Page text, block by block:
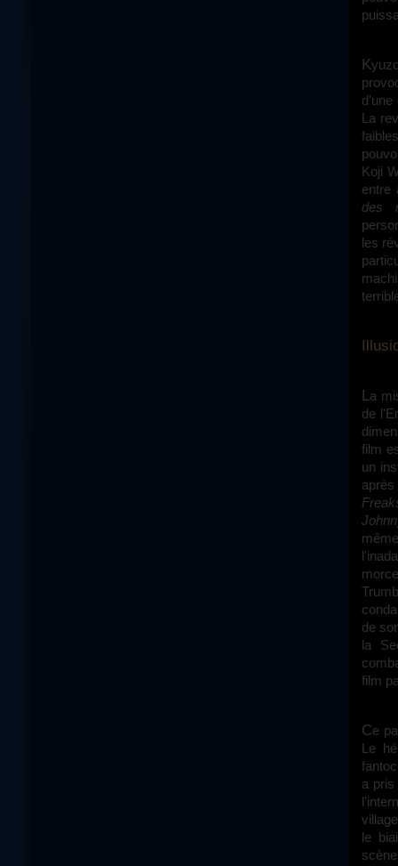
Kyuzo est une allégorie de la chute du patriarcat, chute qu'il a lui-même
d'une
La
Koji
entre
des
les
La mise en échec de la domination masculine est aussi celle, par extension,
de
film
un
de
la
film
Ce pamphlet passe encore une fois par le corps mutilé du soldat Kurokawa.
Le
a
le